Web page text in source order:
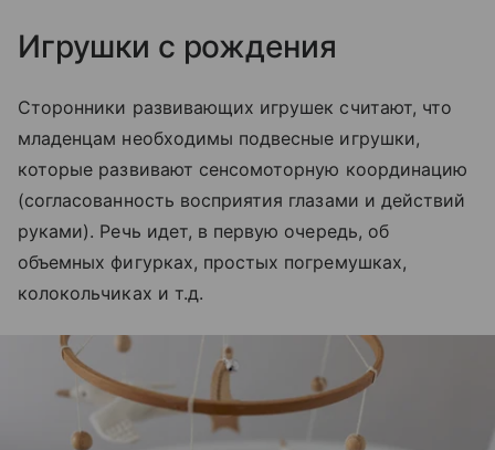
Игрушки с рождения
Сторонники развивающих игрушек считают, что
младенцам необходимы подвесные игрушки,
которые развивают сенсомоторную координацию
(согласованность восприятия глазами и действий
руками). Речь идет, в первую очередь, об
объемных фигурках, простых погремушках,
колокольчиках и т.д.